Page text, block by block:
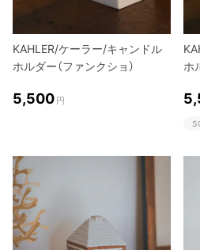
KAHLER/ケーラー/キャンドル
ホルダー（ファンクショ）
5,500 円
ホ